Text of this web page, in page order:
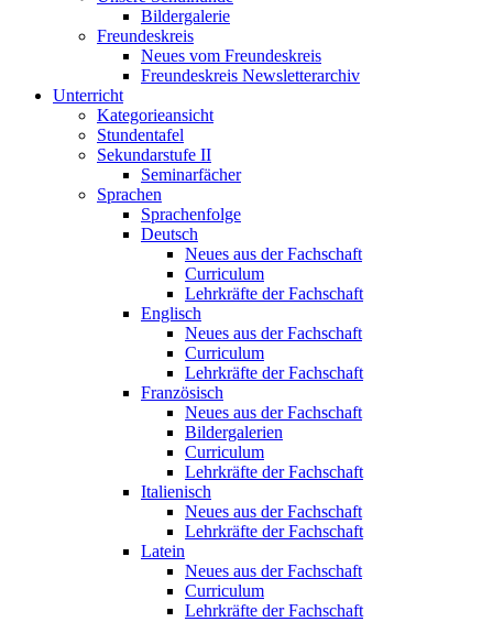
Bildergalerie
Freundeskreis
Neues vom Freundeskreis
Freundeskreis Newsletterarchiv
Unterricht
Kategorieansicht
Stundentafel
Sekundarstufe II
Seminarfächer
Sprachen
Sprachenfolge
Deutsch
Neues aus der Fachschaft
Curriculum
Lehrkräfte der Fachschaft
Englisch
Neues aus der Fachschaft
Curriculum
Lehrkräfte der Fachschaft
Französisch
Neues aus der Fachschaft
Bildergalerien
Curriculum
Lehrkräfte der Fachschaft
Italienisch
Neues aus der Fachschaft
Lehrkräfte der Fachschaft
Latein
Neues aus der Fachschaft
Curriculum
Lehrkräfte der Fachschaft